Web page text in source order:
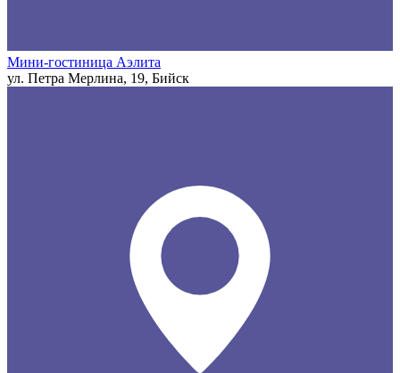
Мини-гостиница Аэлита
ул. Петра Мерлина, 19, Бийск